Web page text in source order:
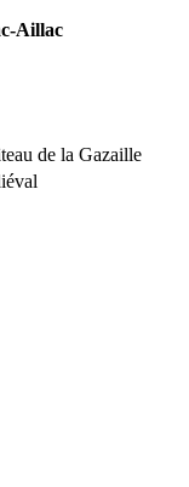
Aillac
de la Gazaille